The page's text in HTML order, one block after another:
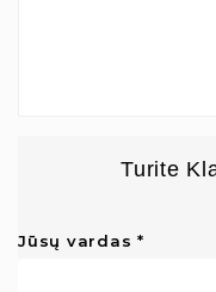
Turite
Jūsų vardas